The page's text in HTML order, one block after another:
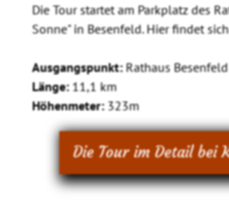
Die Tour startet am Parkplatz des
Sonne" in Besenfeld. Hier findet
Ausgangspunkt:Rathaus Besenfeld
Länge:11,1 km
Höhenmeter:323m
Die Tour im Detail bei